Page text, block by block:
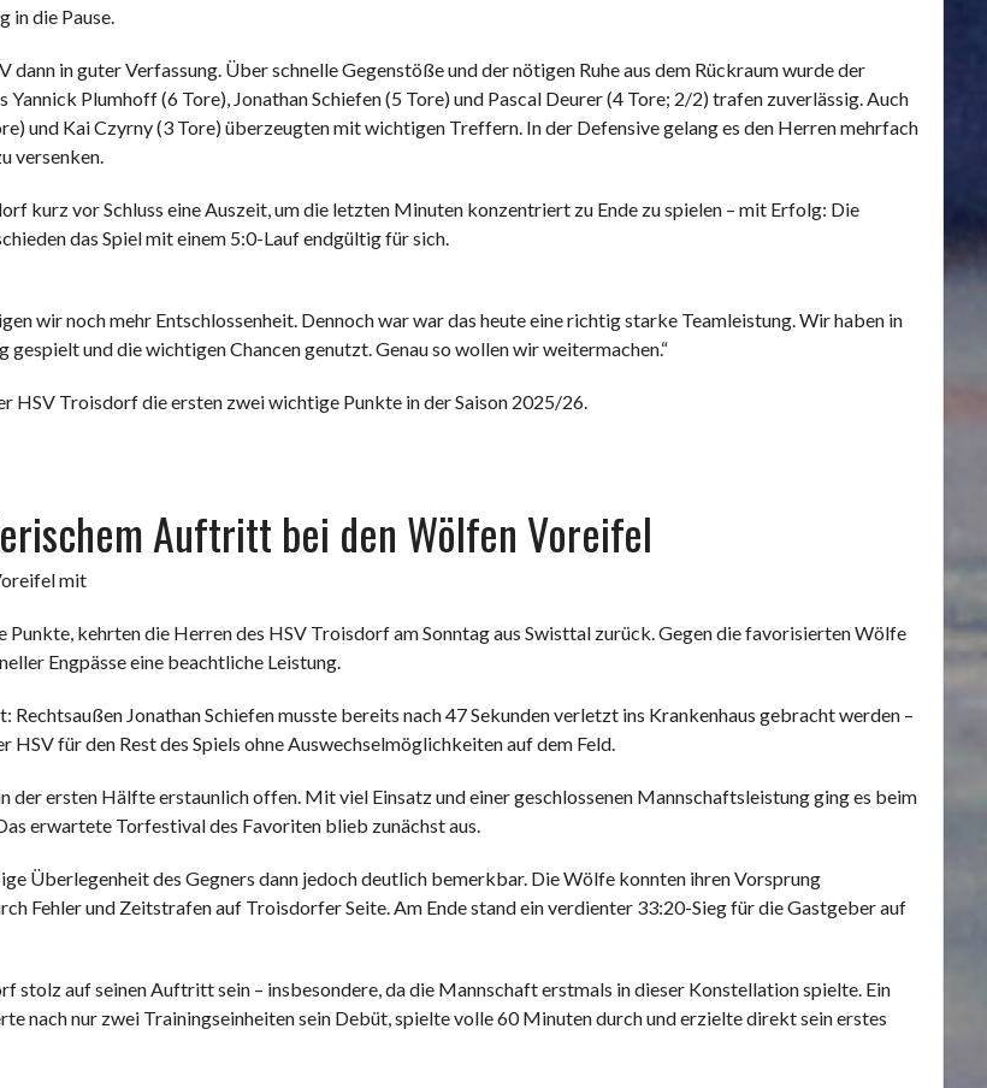
in die Pause.
dann in guter Verfassung. Über schnelle Gegenstöße und der nötigen Ruhe aus dem Rückraum wurde der
Plumhoff (6 Tore), Jonathan Schiefen (5 Tore) und Pascal Deurer (4 Tore; 2/2) trafen zuverlässig. Auch
und Kai Czyrny (3 Tore) überzeugten mit wichtigen Treffern. In der Defensive gelang es den Herren mehrfach
versenken.
kurz vor Schluss eine Auszeit, um die letzten Minuten konzentriert zu Ende zu spielen – mit Erfolg: Die
das Spiel mit einem 5:0-Lauf endgültig für sich.
wir noch mehr Entschlossenheit. Dennoch war war das heute eine richtig starke Teamleistung. Wir haben in
und die wichtigen Chancen genutzt. Genau so wollen wir weitermachen.“
HSV Troisdorf die ersten zwei wichtige Punkte in der Saison 2025/26.
Auftritt bei den Wölfen Voreifel
mit
kehrten die Herren des HSV Troisdorf am Sonntag aus Swisttal zurück. Gegen die favorisierten Wölfe
Engpässe eine beachtliche Leistung.
Jonathan Schiefen musste bereits nach 47 Sekunden verletzt ins Krankenhaus gebracht werden –
HSV für den Rest des Spiels ohne Auswechselmöglichkeiten auf dem Feld.
der ersten Hälfte erstaunlich offen. Mit viel Einsatz und einer geschlossenen Mannschaftsleistung ging es beim
erwartete Torfestival des Favoriten blieb zunächst aus.
Überlegenheit des Gegners dann jedoch deutlich bemerkbar. Die Wölfe konnten ihren Vorsprung
Fehler und Zeitstrafen auf Troisdorfer Seite. Am Ende stand ein verdienter 33:20-Sieg für die Gastgeber auf
stolz auf seinen Auftritt sein – insbesondere, da die Mannschaft erstmals in dieser Konstellation spielte. Ein
nach nur zwei Trainingseinheiten sein Debüt, spielte volle 60 Minuten durch und erzielte direkt sein erstes